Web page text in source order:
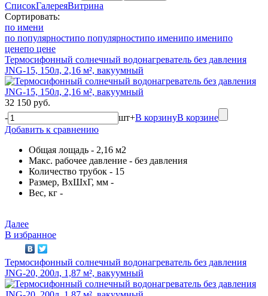
СписокГалереяВитрина
Сортировать:
по имени
по популярностипо популярностипо именипо именипо
ценепо цене
Термосифонный солнечный водонагреватель без давления
JNG-15, 150л, 2,16 м², вакуумный
32 150 руб.
-
шт+В корзинуВ корзине
Добавить к сравнению
Общая лощадь - 2,16 м2
Макс. рабочее давление - без давления
Количество трубок - 15
Размер, ВхШхГ, мм -
Вес, кг -
Далее
В избранное
Термосифонный солнечный водонагреватель без давления
JNG-20, 200л, 1,87 м², вакуумный